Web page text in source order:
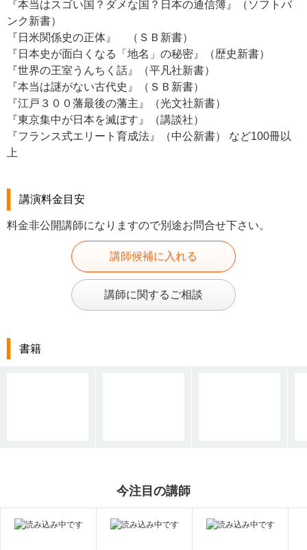
『本当はスゴい国？ダメな国？日本の通信簿』（ソフトバ
ンク新書）
『日米関係史の正体』 （ＳＢ新書）
『日本史が面白くなる「地名」の秘密』（歴史新書）
『世界の王室うんちく話』（平凡社新書）
『本当は謎がない古代史』（ＳＢ新書）
『江戸３００藩最後の藩主』（光文社新書）
『東京集中が日本を滅ぼす』（講談社）
『フランス式エリート育成法』（中公新書） など100冊以
上
講演料金目安
料金非公開講師になりますので別途お問合せ下さい。
講師候補に入れる
講師に関するご相談
書籍
今注目の講師